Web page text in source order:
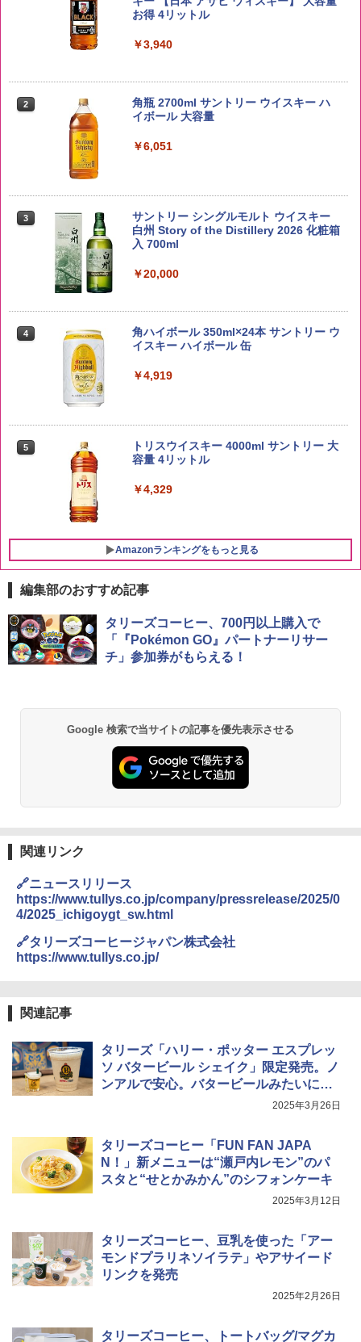
￥2,650
5kg 長野県産 令和7年産
米 5kg
￥3,396
【在庫処分価格】ももたろう印 無洗米 5
kg 業務用 お米マイスターブレンド
新潟県産新之助 無洗米 5kg 令和7年産
￥4,536
お得 4リットル
￥3,940
2
角瓶 2700ml サントリー ウイスキー ハ
イボール 大容量
￥6,051
3
サントリー シングルモルト ウイスキー
白州 Story of the Distillery 2026 化粧箱
入 700ml
￥20,000
4
角ハイボール 350ml×24本 サントリー ウ
イスキー ハイボール 缶
￥4,919
5
トリスウイスキー 4000ml サントリー 大
容量 4リットル
￥4,329
Amazonランキングをもっと見る
1
チキンラーメン どんぶり 85g×12個 日清
食品 インスタント カップ麺
￥1,745
【公式】ブタメン とんこつ味 35g×15個
麺 小腹 インスタント アウトドアにも ロ
ーリングストック 大人買い おやつカン
パニー
￥1,288
￥2,294
カップヌードル レギュラー 日清食品 カ
￥3,213
1
シャープ 過熱水蒸気 オーブンレンジ 23
L 1段調理 ブラック RE-WF232-B シンプ
ル操作 コンパクト 一人暮らし 二人暮ら
し らくチン!（絶対湿度）センサー ノン
[山善] スチームオーブンレンジ 25L 一人
暮らし 二人暮らし フラットテーブル ス
チーム調理 自動メニュー19種搭載 角皿
3
[山善] スチームオーブンレンジ 省エネ
高効率 15L 一人暮らし 二人暮らし スチ
ーム調理 フラットテーブル トースト機
能 自動メニュー33種 簡単お手入れ ブラ
ック YRZ-WF150TV(B)
4
TOSHIBA(東芝) スチームオーブンレン
ジ 石窯ドーム ER-D80A(K) ブラック 25
0℃ 1段調理 フラットテーブル 電子レン
ジ 赤外線センサー ノンフライ調理 簡単
お手入れ 小型 新生活 一人暮らし 二人暮
￥34,546
シャープ ウォーターオーブン ヘルシオ
クション トースト機能
￥44,800
編集部のおすすめ記事
タリーズコーヒー、700円以上購入で
「『Pokémon GO』パートナーリサー
チ」参加券がもらえる！
Google 検索で当サイトの記事を優先表示させる
関連リンク
🔗ニュースリリース
https://www.tullys.co.jp/company/pressrelease/2025/0
4/2025_ichigoygt_sw.html
🔗タリーズコーヒージャパン株式会社
https://www.tullys.co.jp/
関連記事
タリーズ「ハリー・ポッター エスプレッ
ソ バタービール シェイク」限定発売。ノ
ンアルで安心。バタービールみたいにみ
2025年3月26日
タリーズコーヒー「FUN FAN JAPA
N！」新メニューは“瀬戸内レモン”のパ
スタと“せとかみかん”のシフォンケーキ
2025年3月12日
タリーズコーヒー、豆乳を使った「アー
モンドプラリネソイラテ」やアサイード
リンクを発売
2025年2月26日
タリーズコーヒー、トートバッグ/マグカ